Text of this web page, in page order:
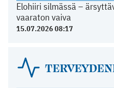
Elohiiri silmässä –
vaaraton vaiva
15.07.2026 08:17